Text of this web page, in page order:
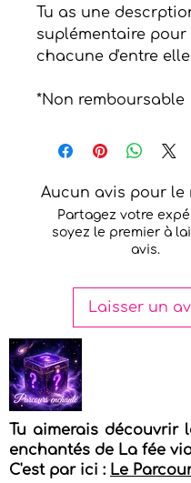
Tu as une
suplémentaire pour
chacune d'entre
*Non remboursable
Aucun avis pour le
Partagez votre
soyez le premier à
avis.
Laisser un
Tu aimerais découvrir
enchantés de La fée
C'est par ici : Le